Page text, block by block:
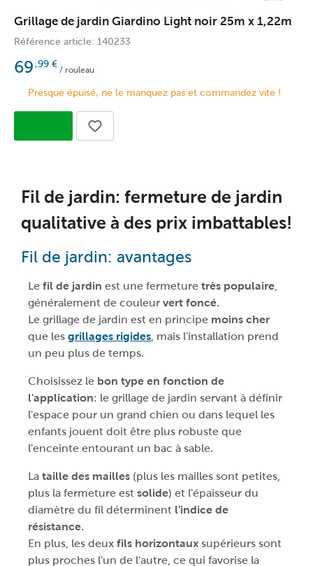
Grillage de jardin Giardino Light noir 25m x 1,22m
Référence article: 140233
69 ,99€
/ rouleau
Presque épuisé, ne le manquez pas et commandez vite !
Fil de jardin: fermeture de jardin
qualitative à des prix imbattables!
Fil de jardin: avantages
Le fil de jardin est une fermeture très populaire
généralement de couleur vert foncé.
Le grillage de jardin est en principe moins cher
que les grillages rigides , mais l'installation prend
un peu plus de temps.
Choisissez le bon type en fonction de
l'application: le grillage de jardin servant à définir
l'espace pour un grand chien ou dans lequel les
enfants jouent doit être plus robuste que
l'enceinte entourant un bac à sable.
La taille des mailles (plus les mailles sont petites,
plus la fermeture est solide) et l'épaisseur du
diamètre du fil déterminent l'indice de
résistance.
En plus, les deux fils horizontaux supérieurs sont
plus proches l'un de l'autre, ce qui favorise la